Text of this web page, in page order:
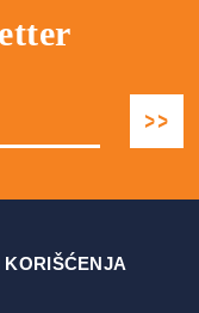
KORIŠĆENJA